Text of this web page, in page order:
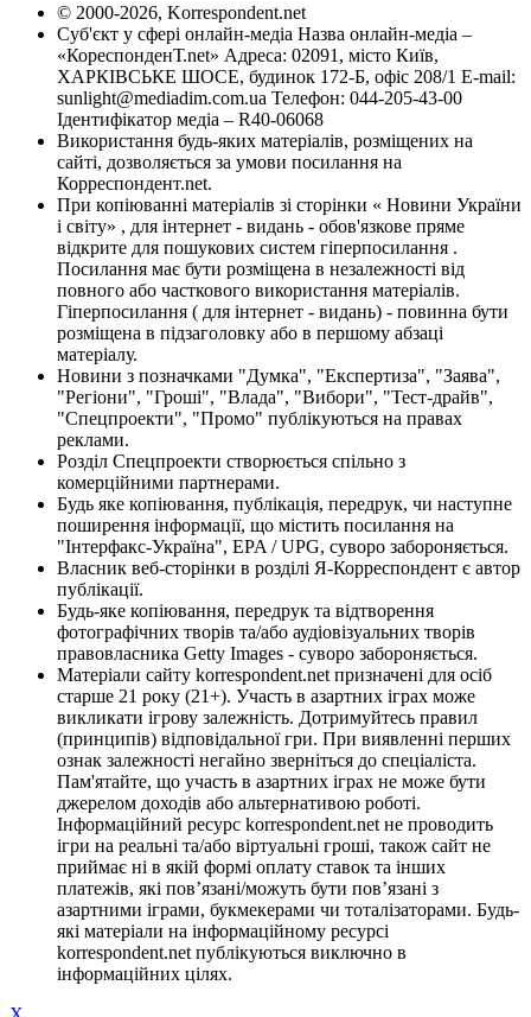
© 2000-2026, Korrespondent.net
Суб'єкт у сфері онлайн-медіа Назва онлайн-медіа –
«КореспонденТ.net» Адреса: 02091, місто Київ,
ХАРКІВСЬКЕ ШОСЕ, будинок 172-Б, офіс 208/1 E-mail:
sunlight@mediadim.com.ua Телефон: 044-205-43-00
Ідентифікатор медіа – R40-06068
Використання будь-яких матеріалів, розміщених на
сайті, дозволяється за умови посилання на
Корреспондент.net.
При копіюванні матеріалів зі сторінки « Новини України
і світу» , для інтернет - видань - обов'язкове пряме
відкрите для пошукових систем гіперпосилання .
Посилання має бути розміщена в незалежності від
повного або часткового використання матеріалів.
Гіперпосилання ( для інтернет - видань) - повинна бути
розміщена в підзаголовку або в першому абзаці
матеріалу.
Новини з позначками "Думка", "Експертиза", "Заява",
"Регіони", "Гроші", "Влада", "Вибори", "Тест-драйв",
"Спецпроекти", "Промо" публікуються на правах
реклами.
Розділ Спецпроекти створюється спільно з
комерційними партнерами.
Будь яке копіювання, публікація, передрук, чи наступне
поширення інформації, що містить посилання на
"Інтерфакс-Україна", EPA / UPG, суворо забороняється.
Власник веб-сторінки в розділі Я-Корреспондент є автор
публікації.
Будь-яке копіювання, передрук та відтворення
фотографічних творів та/або аудіовізуальних творів
правовласника Getty Images - суворо забороняється.
Матеріали сайту korrespondent.net призначені для осіб
старше 21 року (21+). Участь в азартних іграх може
викликати ігрову залежність. Дотримуйтесь правил
(принципів) відповідальної гри. При виявленні перших
ознак залежності негайно зверніться до спеціаліста.
Пам'ятайте, що участь в азартних іграх не може бути
джерелом доходів або альтернативою роботі.
Інформаційний ресурс korrespondent.net не проводить
ігри на реальні та/або віртуальні гроші, також сайт не
приймає ні в якій формі оплату ставок та інших
платежів, які пов’язані/можуть бути пов’язані з
азартними іграми, букмекерами чи тоталізаторами. Будь-
які матеріали на інформаційному ресурсі
korrespondent.net публікуються виключно в
інформаційних цілях.